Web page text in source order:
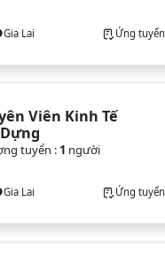
Gia Lai Ứng tuyển
Viên Kinh Tế
tuyển : 1 người
Gia Lai Ứng tuyển